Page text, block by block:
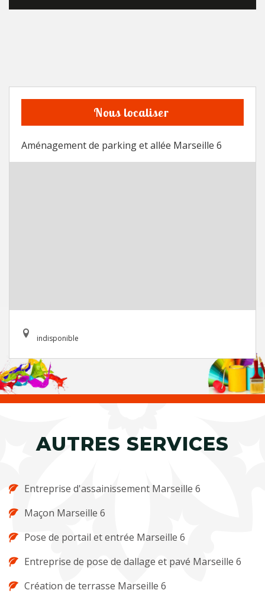
Nous localiser
Aménagement de parking et allée Marseille 6
indisponible
AUTRES SERVICES
Entreprise d'assainissement Marseille 6
Maçon Marseille 6
Pose de portail et entrée Marseille 6
Entreprise de pose de dallage et pavé Marseille 6
Création de terrasse Marseille 6